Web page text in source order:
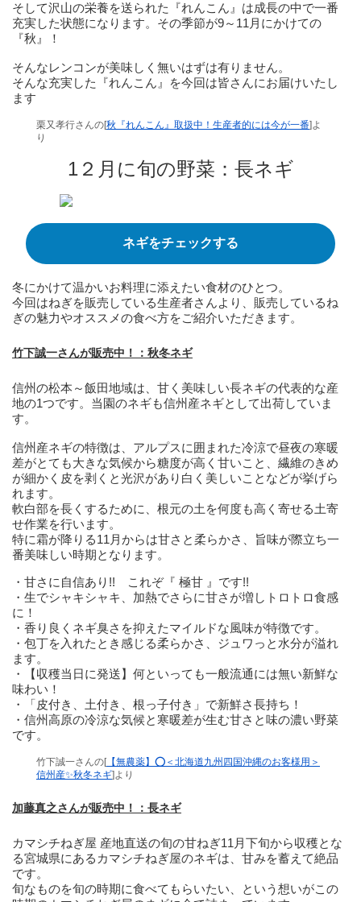
そして沢山の栄養を送られた『れんこん』は成長の中で一番
充実した状態になります。その季節が9～11月にかけての
『秋』！
そんなレンコンが美味しく無いはずは有りません。
そんな充実した『れんこん』を今回は皆さんにお届けいたし
ます
栗又孝行さんの[秋『れんこん』取扱中！生産者的には今が一番]よ
り
1２月に旬の野菜：長ネギ
ネギをチェックする
冬にかけて温かいお料理に添えたい食材のひとつ。
今回はねぎを販売している生産者さんより、販売しているね
ぎの魅力やオススメの食べ方をご紹介いただきます。
竹下誠一さんが販売中！：秋冬ネギ
信州の松本～飯田地域は、甘く美味しい長ネギの代表的な産
地の1つです。当園のネギも信州産ネギとして出荷していま
す。
信州産ネギの特徴は、アルプスに囲まれた冷涼で昼夜の寒暖
差がとても大きな気候から糖度が高く甘いこと、繊維のきめ
が細かく皮を剥くと光沢があり白く美しいことなどが挙げら
れます。
軟白部を長くするために、根元の土を何度も高く寄せる土寄
せ作業を行います。
特に霜が降りる11月からは甘さと柔らかさ、旨味が際立ち一
番美味しい時期となります。
・甘さに自信あり!! これぞ『 極甘 』です!!
・生でシャキシャキ、加熱でさらに甘さが増しトロトロ食感
に！
・香り良くネギ臭さを抑えたマイルドな風味が特徴です。
・包丁を入れたとき感じる柔らかさ、ジュワっと水分が溢れ
ます。
・【収穫当日に発送】何といっても一般流通には無い新鮮な
味わい！
・「皮付き、土付き、根っ子付き」で新鮮さ長持ち！
・信州高原の冷涼な気候と寒暖差が生む甘さと味の濃い野菜
です。
竹下誠一さんの[【無農薬】⭕️＜北海道九州四国沖縄のお客様用＞
信州産✨秋冬ネギ]より
加藤真之さんが販売中！：長ネギ
カマシチねぎ屋 産地直送の旬の甘ねぎ11月下旬から収穫とな
る宮城県にあるカマシチねぎ屋のネギは、甘みを蓄えて絶品
です。
旬なものを旬の時期に食べてもらいたい、という想いがこの